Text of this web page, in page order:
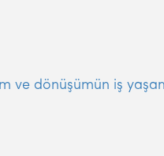
ve dönüşümün iş